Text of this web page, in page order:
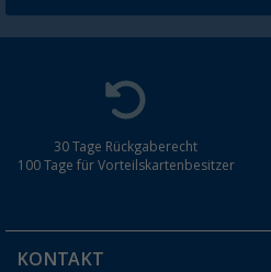
30 Tage Rückgaberecht
100 Tage für Vorteilskartenbesitzer
KONTAKT